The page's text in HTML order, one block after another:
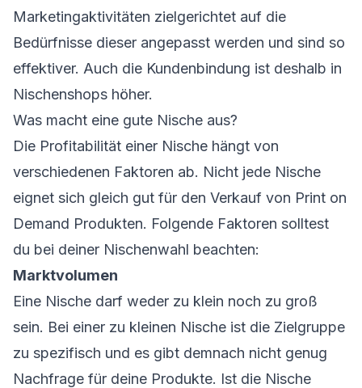
Marketingaktivitäten zielgerichtet auf die
Bedürfnisse dieser angepasst werden und sind so
effektiver. Auch die Kundenbindung ist deshalb in
Nischenshops höher.
Was macht eine gute Nische aus?
Die Profitabilität einer Nische hängt von
verschiedenen Faktoren ab. Nicht jede Nische
eignet sich gleich gut für den Verkauf von Print on
Demand Produkten. Folgende Faktoren solltest
du bei deiner Nischenwahl beachten:
Marktvolumen
Eine Nische darf weder zu klein noch zu groß
sein. Bei einer zu kleinen Nische ist die Zielgruppe
zu spezifisch und es gibt demnach nicht genug
Nachfrage für deine Produkte. Ist die Nische